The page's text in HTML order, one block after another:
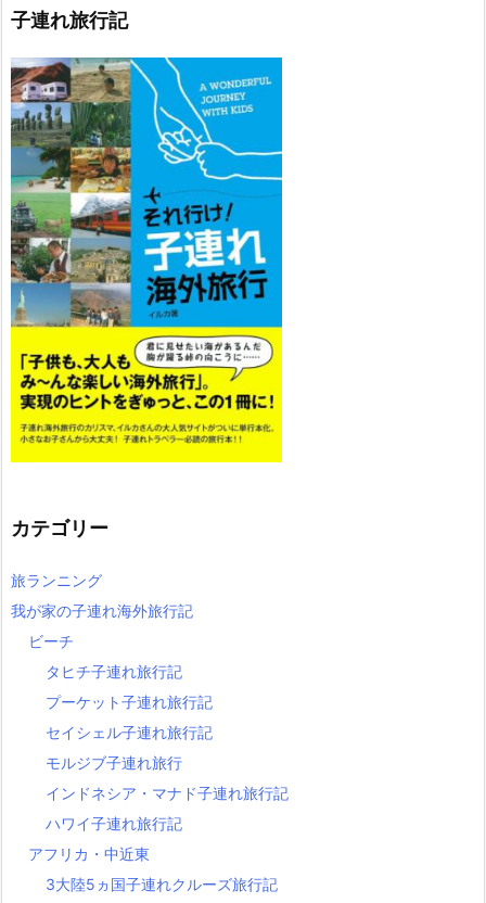
子連れ旅行記
カテゴリー
旅ランニング
我が家の子連れ海外旅行記
ビーチ
タヒチ子連れ旅行記
プーケット子連れ旅行記
セイシェル子連れ旅行記
モルジブ子連れ旅行
インドネシア・マナド子連れ旅行記
ハワイ子連れ旅行記
アフリカ・中近東
3大陸5ヵ国子連れクルーズ旅行記